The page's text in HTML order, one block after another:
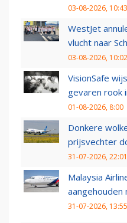
03-08-2026, 10:43
WestJet
vlucht naar
03-08-2026, 10:02
VisionSafe
gevaren rook
01-08-2026, 8:00
Donkere
prijsvechter
31-07-2026, 22:01
Malaysia
aangehouden
31-07-2026, 13:55